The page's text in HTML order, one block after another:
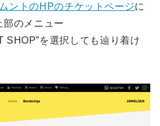
ントのHPのチケットページに
のメニュー
を選択しても辿り着け